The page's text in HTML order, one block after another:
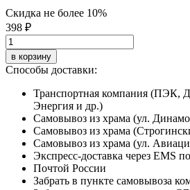
Скидка не более 10%
398 ₽
в корзину
Способы доставки:
Транспортная компания (ПЭК,
Энергия и др.)
Самовывоз из храма (ул.
Самовывоз из храма
Самовывоз из храма (ул.
Экспресс-доставка через EMS
Почтой России
Забрать в пункте самовывоза